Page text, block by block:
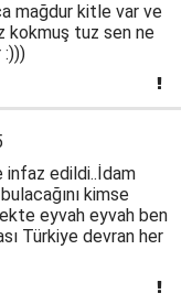
mağdur kitle var ve
kokmuş tuz sen ne
:)))
infaz edildi..İdam
kimse
eyvah eyvah ben
Türkiye devran her